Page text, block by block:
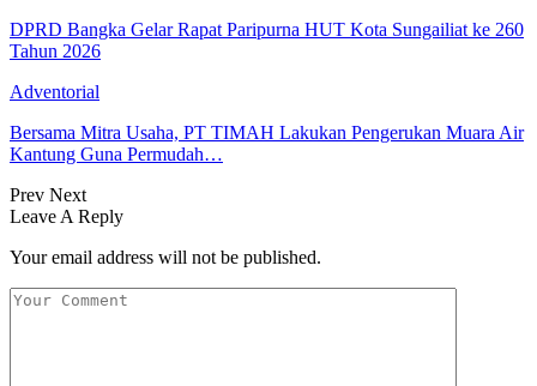
DPRD Bangka Gelar Rapat Paripurna HUT Kota Sungailiat ke 260
Tahun 2026
Adventorial
Bersama Mitra Usaha, PT TIMAH Lakukan Pengerukan Muara Air
Kantung Guna Permudah…
Prev Next
Leave A Reply
Your email address will not be published.